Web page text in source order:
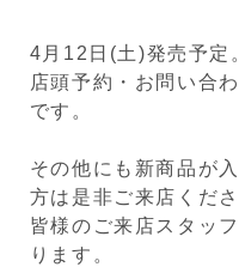
4月12日(土)発売予定
店頭予約・お問い合
です。
その他にも新商品が
方は是非ご来店くださ
皆様のご来店スタッ
ります。